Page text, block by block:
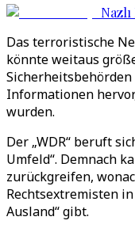
Das terroristische
könnte weitaus
Sicherheitsbehörden
Informationen
wurden.
Der „WDR“ beruft
Umfeld“. Demnach
zurückgreifen,
Rechtsextremisten
Ausland“ gibt.